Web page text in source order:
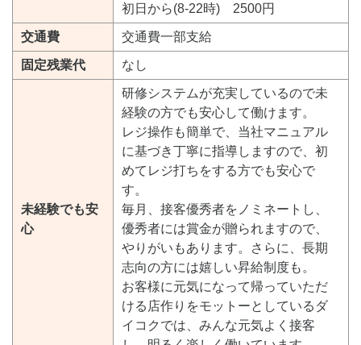
初日から(8-22時) 2500円
交通費 交通費一部支給
固定残業代 なし
未経験でも安
心
研修システムが充実しているので未
経験の方でも安心して働けます。
レジ操作も簡単で、当社マニュアル
に基づき丁寧に指導しますので、初
めてレジ打ちをする方でも安心で
す。
毎月、接客優秀者をノミネートし、
優秀者には賞金が贈られますので、
やりがいもあります。さらに、長期
志向の方には嬉しい昇給制度も。
お客様に元気になって帰っていただ
ける店作りをモットーとしているダ
イコクでは、みんな元気よく接客